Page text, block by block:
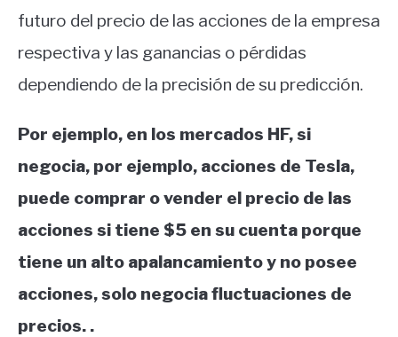
futuro del precio de las acciones de la empresa
respectiva y las ganancias o pérdidas
dependiendo de la precisión de su predicción.
Por ejemplo, en los mercados HF, si
negocia, por ejemplo, acciones de Tesla,
puede comprar o vender el precio de las
acciones si tiene $5 en su cuenta porque
tiene un alto apalancamiento y no posee
acciones, solo negocia fluctuaciones de
precios. .